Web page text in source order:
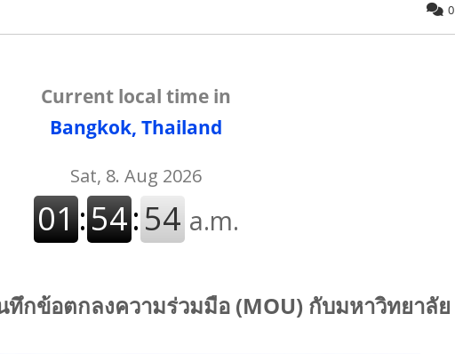
0
Current local time in
Bangkok, Thailand
กข้อตกลงความร่วมมือ (MOU) กับมหาวิทยาลัย